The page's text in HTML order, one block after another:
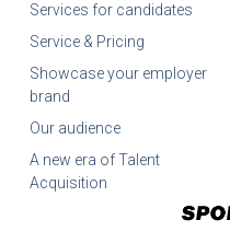
Services for candidates
Service & Pricing
Showcase your employer
brand
Our audience
A new era of Talent
Acquisition